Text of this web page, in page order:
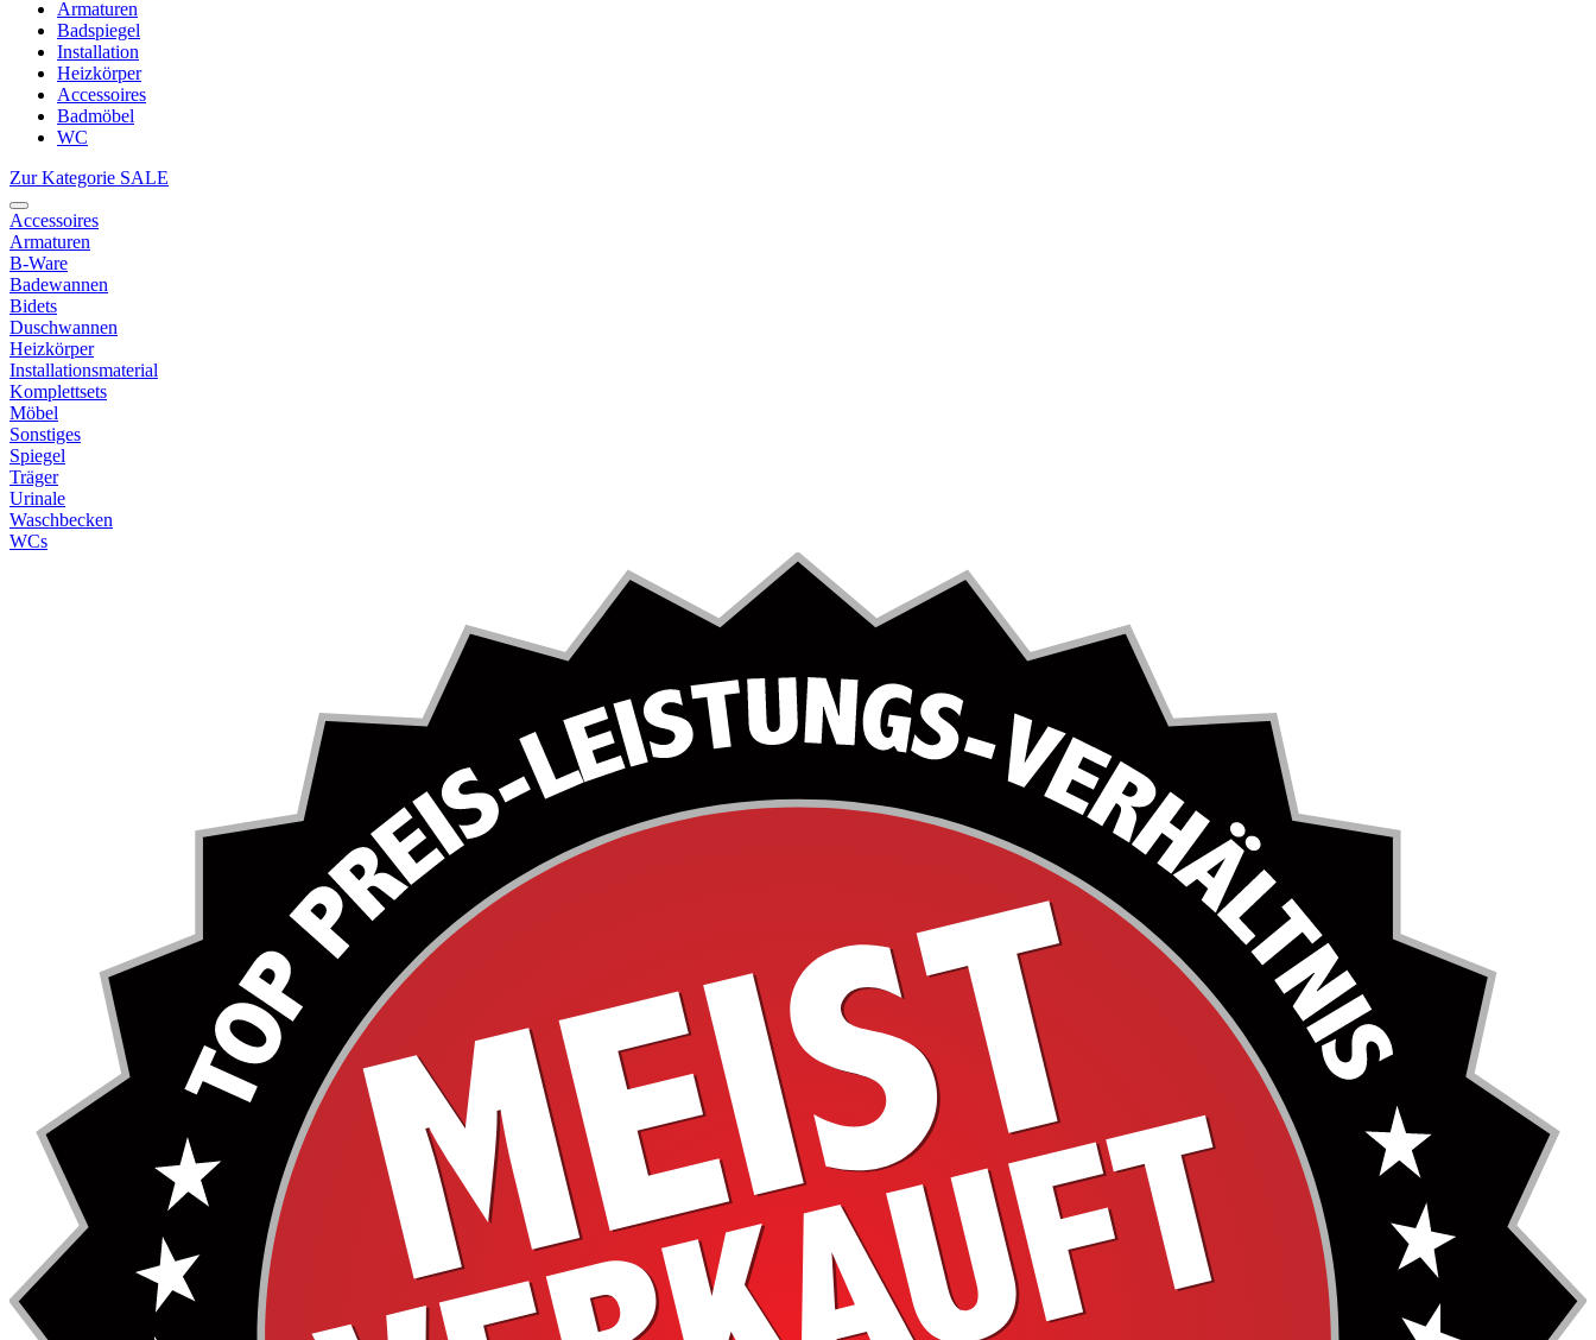
Armaturen
Badspiegel
Installation
Heizkörper
Accessoires
Badmöbel
WC
Zur Kategorie SALE
Accessoires
Armaturen
B-Ware
Badewannen
Bidets
Duschwannen
Heizkörper
Installationsmaterial
Komplettsets
Möbel
Sonstiges
Spiegel
Träger
Urinale
Waschbecken
WCs